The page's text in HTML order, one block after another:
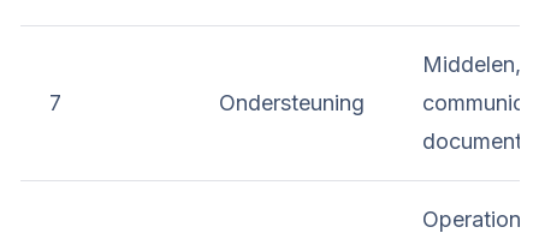
7 Ondersteuning
Middelen,